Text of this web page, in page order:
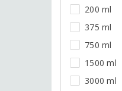
200 ml
375 ml
750 ml
1500 ml
3000 ml